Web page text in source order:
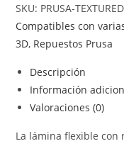
SKU: PRUSA-
Compatibles con
3D, Repuestos Prusa
Descripción
Información
Valoraciones (0)
La lámina flexible